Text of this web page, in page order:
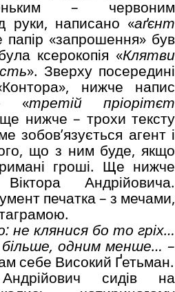
– червоним
руки, написано «аґєнт
папір «запрошення» був
ксерокопія «Клятви
». Зверху посередині
нижче напис
«третій пріорітєт
нижче – трохи тексту
зобов’язується агент і
що з ним буде, якщо
гроші. Ще нижче
Андрійовича.
печатка – з мечами,
не клянися бо то гріх…
одним менше… –
себе Високий Ґетьман.
сидів на